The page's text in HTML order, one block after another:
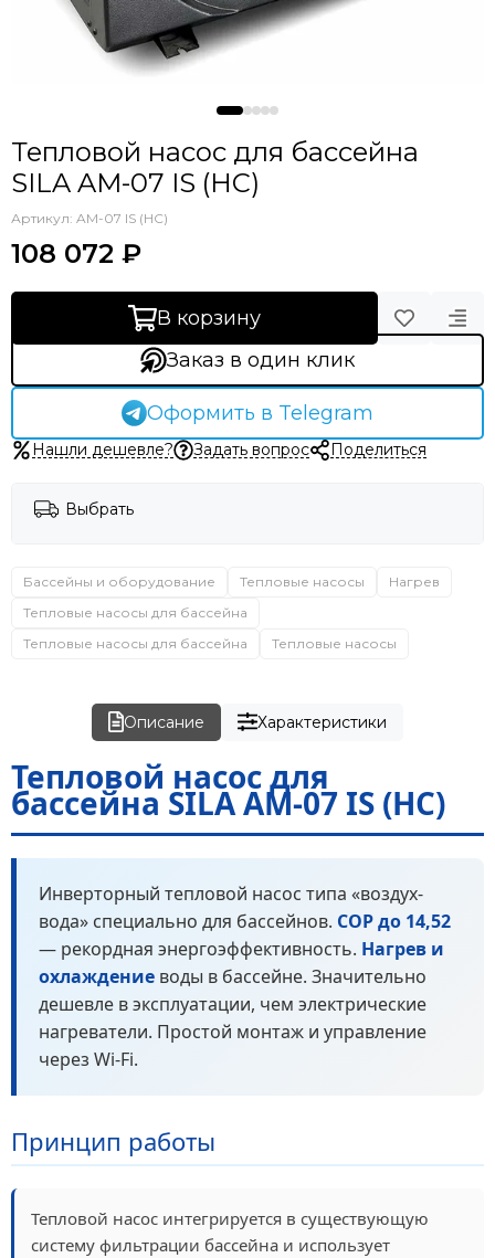
Тепловой насос для бассейна
SILA AM-07 IS (HC)
Артикул: AM-07 IS (HC)
108 072 ₽
В корзину
Заказ в один клик
Оформить в Telegram
Нашли дешевле? Задать вопрос Поделиться
Выбрать
Бассейны и оборудование Тепловые насосы
Нагрев
Тепловые насосы для бассейна
Тепловые насосы для бассейна
Тепловые насосы
Описание Характеристики
Тепловой насос для
бассейна SILA AM-07 IS (HC)
Инверторный тепловой насос типа «воздух-
вода» специально для бассейнов. COP до 14,52
— рекордная энергоэффективность. Нагрев и
охлаждение воды в бассейне. Значительно
дешевле в эксплуатации, чем электрические
нагреватели. Простой монтаж и управление
через Wi-Fi.
Принцип работы
Тепловой насос интегрируется в существующую
систему фильтрации бассейна и использует